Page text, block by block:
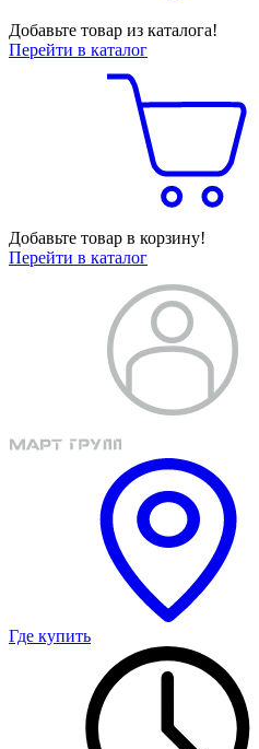
Добавьте товар из каталога!
Перейти в каталог
Добавьте товар в корзину!
Перейти в каталог
Где купить